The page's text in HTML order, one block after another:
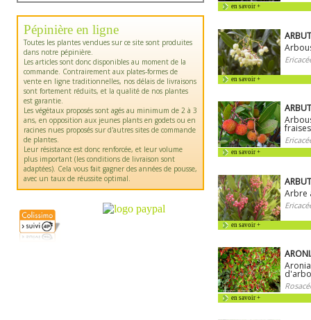
Pépinière en ligne
Toutes les plantes vendues sur ce site sont produites
dans notre pépinière.
Les articles sont donc disponibles au moment de la
commande. Contrairement aux plates-formes de
vente en ligne traditionnelles, nos délais de livraisons
sont fortement réduits, et la qualité de nos plantes
est garantie.
Les végétaux proposés sont agés au minimum de 2 à 3
ans, en opposition aux jeunes plants en godets ou en
racines nues proposés sur d'autres sites de commande
de plantes.
Leur résistance est donc renforcée, et leur volume
plus important (les conditions de livraison sont
adaptées). Cela vous fait gagner des années de pousse,
avec un taux de réussite optimal.
en savoir +
en savoir +
fraises
en savoir +
Arbre
en savoir +
en savoir +